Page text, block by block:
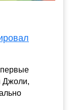
Джоли,